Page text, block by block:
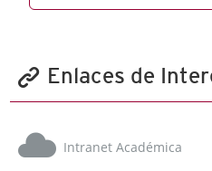
Enlaces de
Intranet Académica